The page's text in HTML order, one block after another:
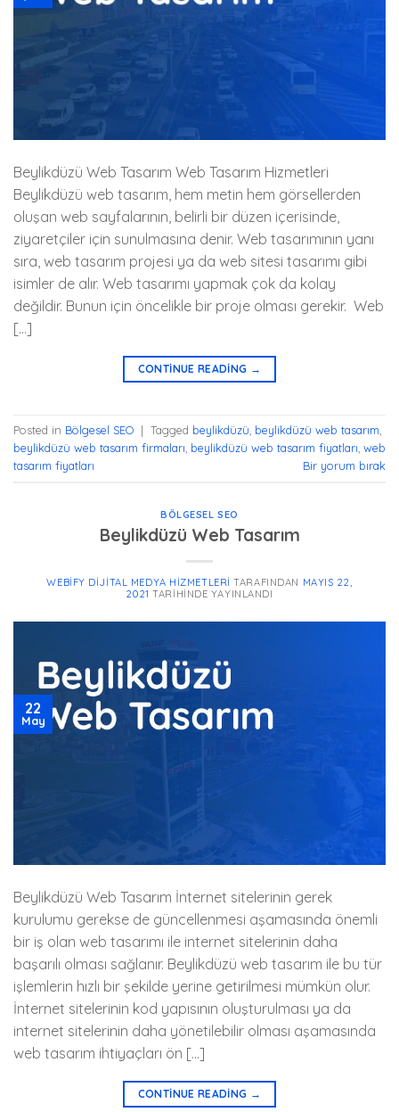
Beylikdüzü Web Tasarım Web Tasarım Hizmetleri
Beylikdüzü web tasarım, hem metin hem görsellerden
oluşan web sayfalarının, belirli bir düzen içerisinde,
ziyaretçiler için sunulmasına denir. Web tasarımının yanı
sıra, web tasarım projesi ya da web sitesi tasarımı gibi
isimler de alır. Web tasarımı yapmak çok da kolay
değildir. Bunun için öncelikle bir proje olması gerekir. Web
[…]
CONTINUE READING →
Posted in Bölgesel SEO | Tagged beylikdüzü beylikdüzü web tasarım
beylikdüzü web tasarım firmaları beylikdüzü web tasarım fiyatları web
tasarım fiyatları
Bir yorum bırak
BÖLGESEL SEO
Beylikdüzü Web Tasarım
WEBIFY DIJITAL MEDYA HIZMETLERI TARAFINDAN MAYIS 22,
2021 TARIHINDE YAYINLANDI
22
May
Beylikdüzü Web Tasarım İnternet sitelerinin gerek
kurulumu gerekse de güncellenmesi aşamasında önemli
bir iş olan web tasarımı ile internet sitelerinin daha
başarılı olması sağlanır. Beylikdüzü web tasarım ile bu tür
işlemlerin hızlı bir şekilde yerine getirilmesi mümkün olur.
İnternet sitelerinin kod yapısının oluşturulması ya da
internet sitelerinin daha yönetilebilir olması aşamasında
web tasarım ihtiyaçları ön […]
CONTINUE READING →